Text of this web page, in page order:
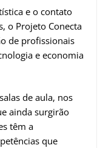
e o contato
o Projeto Conecta
de profissionais
e economia
de aula, nos
ainda surgirão
têm a
que